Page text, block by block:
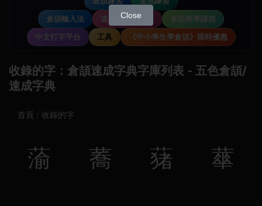
倉頡輸入法
速成輸入法教學
倉頡教學課程
中文打字平台
工具 《中小學生學倉頡》限時優惠
收錄的字：倉頡速成字典字庫列表 - 五色倉頡/
速成字典
首頁 收錄的字
蕍 蕎 蕏 蕐
Close